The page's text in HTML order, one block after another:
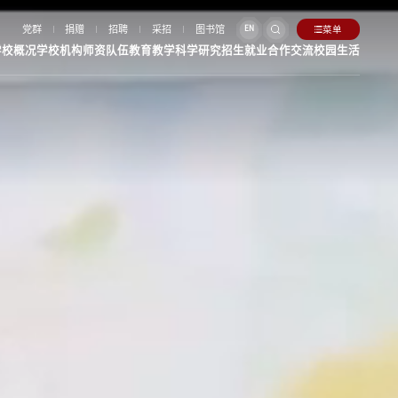
党群 捐赠 招聘 采招 图书馆 EN 菜单
概况学校机构师资队伍教育教学科学研究招生就业合作交流校园生活